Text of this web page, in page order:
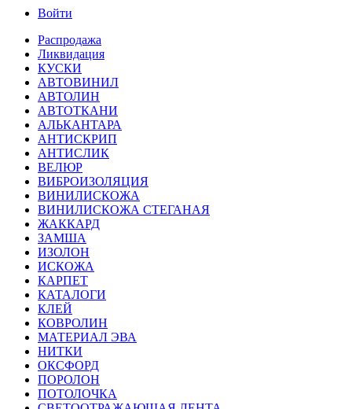
Войти
Распродажа
Ликвидация
КУСКИ
АВТОВИНИЛ
АВТОЛИН
АВТОТКАНИ
АЛЬКАНТАРА
АНТИСКРИП
АНТИСЛИК
ВЕЛЮР
ВИБРОИЗОЛЯЦИЯ
ВИНИЛИСКОЖА
ВИНИЛИСКОЖА СТЕГАНАЯ
ЖАККАРД
ЗАМША
ИЗОЛОН
ИСКОЖА
КАРПЕТ
КАТАЛОГИ
КЛЕЙ
КОВРОЛИН
МАТЕРИАЛ ЭВА
НИТКИ
ОКСФОРД
ПОРОЛОН
ПОТОЛОЧКА